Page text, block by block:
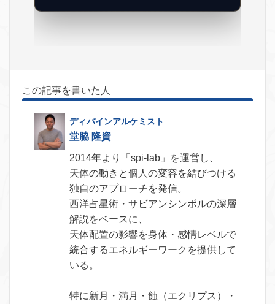
この記事を書いた人
堂脇 隆資
2014年より「spi-lab」を運営し、
天体の動きと個人の変容を結びつける
独自のアプローチを発信。
西洋占星術・サビアンシンボルの深層
解説をベースに、
天体配置の影響を身体・感情レベルで
統合するエネルギーワークを提供して
いる。
特に新月・満月・蝕（エクリプス）・